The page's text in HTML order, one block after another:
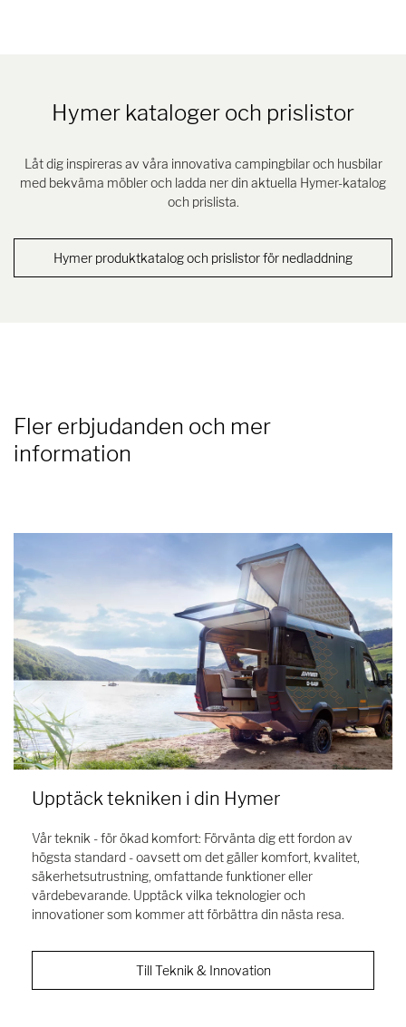
Hymer kataloger och prislistor
Låt dig inspireras av våra innovativa campingbilar och husbilar
med bekväma möbler och ladda ner din aktuella Hymer-katalog
och prislista.
Hymer produktkatalog och prislistor för nedladdning
Fler erbjudanden och mer
information
Upptäck tekniken i din Hymer
Vår teknik - för ökad komfort: Förvänta dig ett fordon av
högsta standard - oavsett om det gäller komfort, kvalitet,
säkerhetsutrustning, omfattande funktioner eller
värdebevarande. Upptäck vilka teknologier och
innovationer som kommer att förbättra din nästa resa.
Till Teknik & Innovation